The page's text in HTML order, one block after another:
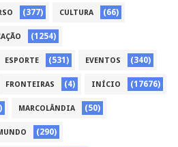
(377) CULTURA (66)
(1254)
ESPORTE (531) EVENTOS (340)
FRONTEIRAS (4) INÍCIO (17676)
MARCOLÂNDIA (50)
(290)